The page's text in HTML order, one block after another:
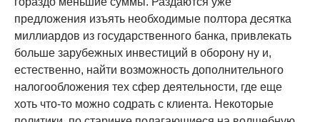
предложения изъять необходимые полтора десятка
миллиардов из государственного банка, привлекать
больше зарубежных инвестиций в оборону ну и,
естественно, найти возможность дополнительного
налогообложения тех сфер деятельности, где еще
хоть что-то можно содрать с клиента. Некоторые